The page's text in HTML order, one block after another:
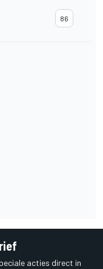
86
acties direct in